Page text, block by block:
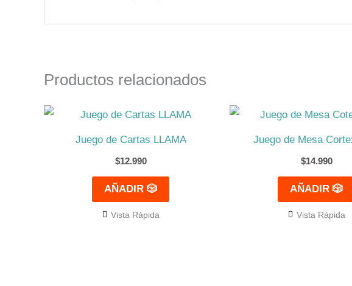
Productos relacionados
Juego de Cartas LLAMA
$12.990
AÑADIR 🎲
Vista Rápida
Juego de Mesa
$14.990
AÑADIR 🎲
Vista Rápida